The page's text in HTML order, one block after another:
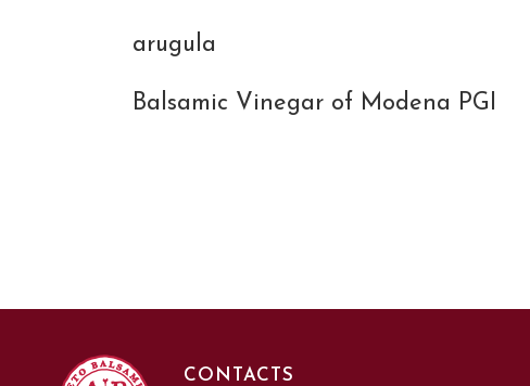
arugula
Balsamic Vinegar of Modena PGI
CONTACTS